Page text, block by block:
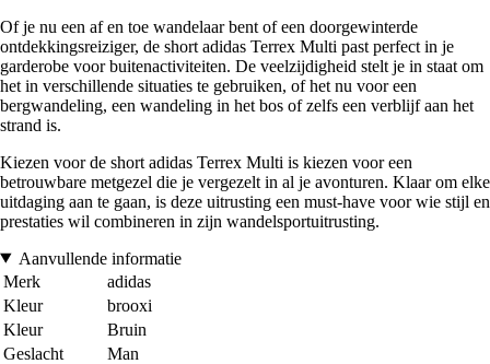
Of je nu een af en toe wandelaar bent of een doorgewinterde
ontdekkingsreiziger, de short adidas Terrex Multi past perfect in je
garderobe voor buitenactiviteiten. De veelzijdigheid stelt je in staat om
het in verschillende situaties te gebruiken, of het nu voor een
bergwandeling, een wandeling in het bos of zelfs een verblijf aan het
strand is.
Kiezen voor de short adidas Terrex Multi is kiezen voor een
betrouwbare metgezel die je vergezelt in al je avonturen. Klaar om elke
uitdaging aan te gaan, is deze uitrusting een must-have voor wie stijl en
prestaties wil combineren in zijn wandelsportuitrusting.
Aanvullende informatie
Merk
adidas
Kleur
brooxi
Kleur
Bruin
Geslacht
Man